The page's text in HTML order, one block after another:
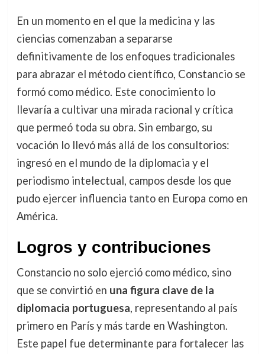
En un momento en el que la medicina y las
ciencias comenzaban a separarse
definitivamente de los enfoques tradicionales
para abrazar el método científico, Constancio se
formó como médico. Este conocimiento lo
llevaría a cultivar una mirada racional y crítica
que permeó toda su obra. Sin embargo, su
vocación lo llevó más allá de los consultorios:
ingresó en el mundo de la diplomacia y el
periodismo intelectual, campos desde los que
pudo ejercer influencia tanto en Europa como en
América.
Logros y contribuciones
Constancio no solo ejerció como médico, sino
que se convirtió en una figura clave de la
diplomacia portuguesa, representando al país
primero en París y más tarde en Washington.
Este papel fue determinante para fortalecer las